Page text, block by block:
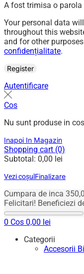
A fost trimisa o
Your personal data
throughout this
and for other
confidențialitate.
Register
Autentificare
Cos
Nu sunt produse in
Inapoi In Magazin
Shopping cart (0)
Subtotal: 0,00 lei
Vezi coșul Finalizare
Cumpara de inca
Felicitari! Beneficiezi
0 Cos 0,00 lei
Categorii
Accesorii